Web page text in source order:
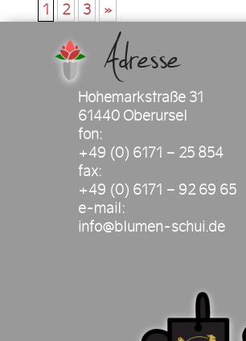
1 2 3 »
Adresse
Hohemarkstraße 31
61440 Oberursel
fon:
+49 (0) 6171 – 25 854
fax:
+49 (0) 6171 – 92 69 65
e-mail:
info@blumen-schui.de